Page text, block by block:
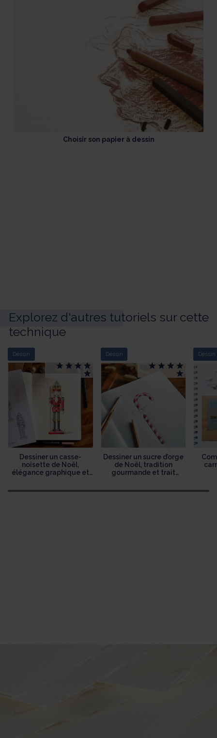
Choisir son papier à dessin
Explorez d'autres tutoriels sur cette
technique
Dessin
Dessiner un casse-
noisette de Noël,
élégance graphique et
Dessin
Dessiner un sucre d’orge
de Noël, tradition
gourmande et trait
Dessin